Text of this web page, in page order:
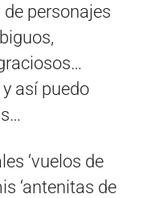
personajes
así puedo
‘vuelos de
‘antenitas de